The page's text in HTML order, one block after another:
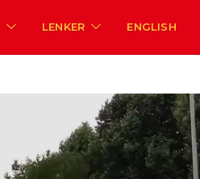
LENKER ENGLISH